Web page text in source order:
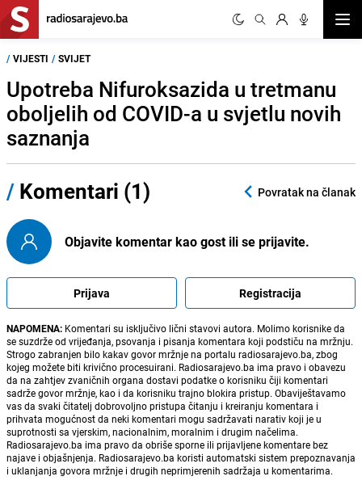
/ VIJESTI / SVIJET
Upotreba Nifuroksazida u tretmanu
oboljelih od COVID-a u svjetlu novih
saznanja
/ Komentari (1) Povratak na članak
Objavite komentar kao gost ili se prijavite.
Prijava Registracija
NAPOMENA: Komentari su isključivo lični stavovi autora. Molimo korisnike da
se suzdrže od vrijeđanja, psovanja i pisanja komentara koji podstiču na mržnju.
Strogo zabranjen bilo kakav govor mržnje na portalu radiosarajevo.ba, zbog
kojeg možete biti krivično procesuirani. Radiosarajevo.ba ima pravo i obavezu
da na zahtjev zvaničnih organa dostavi podatke o korisniku čiji komentari
sadrže govor mržnje, kao i da korisniku trajno blokira pristup. Obaviještavamo
vas da svaki čitatelj dobrovoljno pristupa čitanju i kreiranju komentara i
prihvata mogućnost da neki komentari mogu sadržavati narativ koji je u
suprotnosti sa vjerskim, nacionalnim, moralnim i drugim načelima.
Radiosarajevo.ba ima pravo da obriše sporne ili prijavljene komentare bez
najave i objašnjenja. Radiosarajevo.ba koristi automatski sistem prepoznavanja
i uklanjanja govora mržnje i drugih neprimjerenih sadržaja u komentarima.